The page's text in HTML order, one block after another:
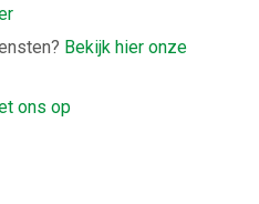
Bekijk hier onze
ons op